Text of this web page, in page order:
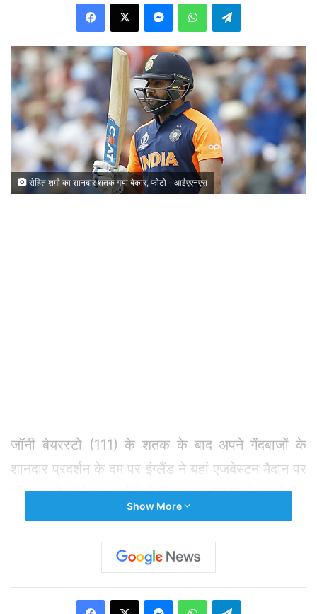
रोहित शर्मा का शानदार शतक गया बेकार, फोटो - आईएएनएस
जॉनी बेयरस्टो (111) के शतक के बाद अपने गेंदबाजों के
शानदार प्रदर्शन के दम पर इंग्लैंड ने यहां एजबेस्टन मैदान पर
रविवार को खेले गए आईसीसी विश्व कप-2019 के 38वें मैच
में भारत को 31 रनों से हरा दिया। मेजबान इंग्लैंड ने पहले
बल्लेबाजी करते हुए 50 ओवर में सात विकेट पर 337 रनों
का स्कोर बनाया और फिर भारत को 50 ओवरों में पांच
विकेट पर 306 रनों पर रोक दिया।
Show More